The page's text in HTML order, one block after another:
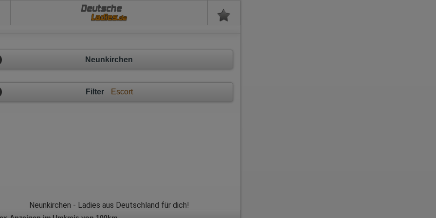
Deutsche
Neunkirchen
Filter Escort
Neunkirchen - Ladies aus Deutschland für dich!